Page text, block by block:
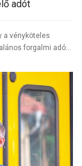
adót
a vényköteles
forgalmi adó...